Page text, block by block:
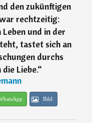
den zukünftigen
rechtzeitig:
und in der
tastet sich an
durchs
Liebe.“
Bild